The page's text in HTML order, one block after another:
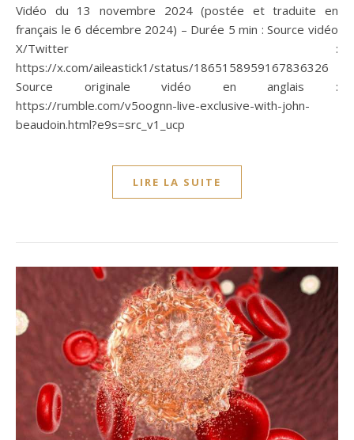
Vidéo du 13 novembre 2024 (postée et traduite en
français le 6 décembre 2024) – Durée 5 min : Source vidéo
X/Twitter :
https://x.com/aileastick1/status/1865158959167836326
Source originale vidéo en anglais :
https://rumble.com/v5oognn-live-exclusive-with-john-
beaudoin.html?e9s=src_v1_ucp
LIRE LA SUITE